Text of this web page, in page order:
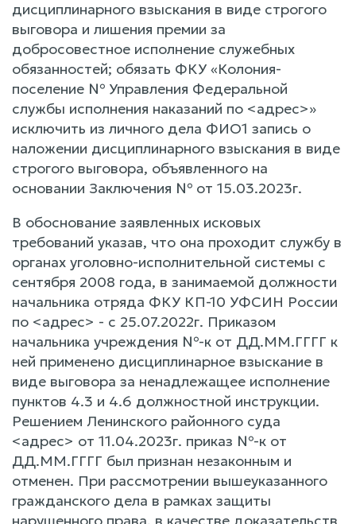
дисциплинарного взыскания в виде строгого
выговора и лишения премии за
добросовестное исполнение служебных
обязанностей; обязать ФКУ «Колония-
поселение № Управления Федеральной
службы исполнения наказаний по <адрес>»
исключить из личного дела ФИО1 запись о
наложении дисциплинарного взыскания в виде
строгого выговора, объявленного на
основании Заключения № от 15.03.2023г.
В обоснование заявленных исковых
требований указав, что она проходит службу в
органах уголовно-исполнительной системы с
сентября 2008 года, в занимаемой должности
начальника отряда ФКУ КП-10 УФСИН России
по <адрес> - с 25.07.2022г. Приказом
начальника учреждения №-к от ДД.ММ.ГГГГ к
ней применено дисциплинарное взыскание в
виде выговора за ненадлежащее исполнение
пунктов 4.3 и 4.6 должностной инструкции.
Решением Ленинского районного суда
<адрес> от 11.04.2023г. приказ №-к от
ДД.ММ.ГГГГ был признан незаконным и
отменен. При рассмотрении вышеуказанного
гражданского дела в рамках защиты
нарушенного права, в качестве доказательств